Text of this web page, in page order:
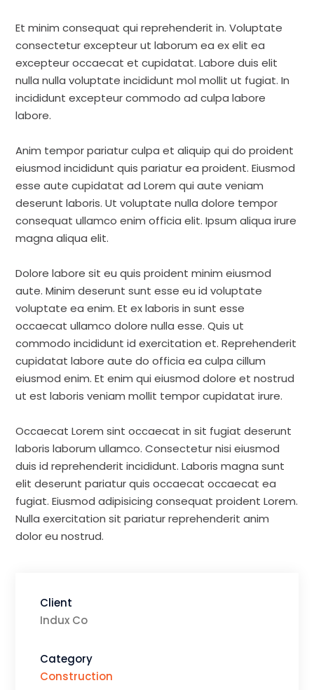
Et minim consequat qui reprehenderit in. Voluptate
consectetur excepteur ut laborum ea ex elit ea
excepteur occaecat et cupidatat. Labore duis elit
nulla nulla voluptate incididunt mol mollit ut fugiat. In
incididunt excepteur commodo ad culpa labore
labore.
Anim tempor pariatur culpa et aliquip qui do proident
eiusmod incididunt quis pariatur ea proident. Eiusmod
esse aute cupidatat ad Lorem qui aute veniam
deserunt laboris. Ut voluptate nulla dolore tempor
consequat ullamco enim officia elit. Ipsum aliqua irure
magna aliqua elit.
Dolore labore sit eu quis proident minim eiusmod
aute. Minim deserunt sunt esse eu id voluptate
voluptate ea enim. Et ex laboris in sunt esse
occaecat ullamco dolore nulla esse. Quis ut
commodo incididunt id exercitation et. Reprehenderit
cupidatat labore aute do officia ea culpa cillum
eiusmod enim. Et enim qui eiusmod dolore et nostrud
ut est laboris veniam mollit tempor cupidatat irure.
Occaecat Lorem sint occaecat in sit fugiat deserunt
laboris laborum ullamco. Consectetur nisi eiusmod
duis id reprehenderit incididunt. Laboris magna sunt
elit deserunt pariatur quis occaecat occaecat ea
fugiat. Eiusmod adipisicing consequat proident Lorem.
Nulla exercitation sit pariatur reprehenderit anim
dolor eu nostrud.
Client
Indux Co
Category
Construction